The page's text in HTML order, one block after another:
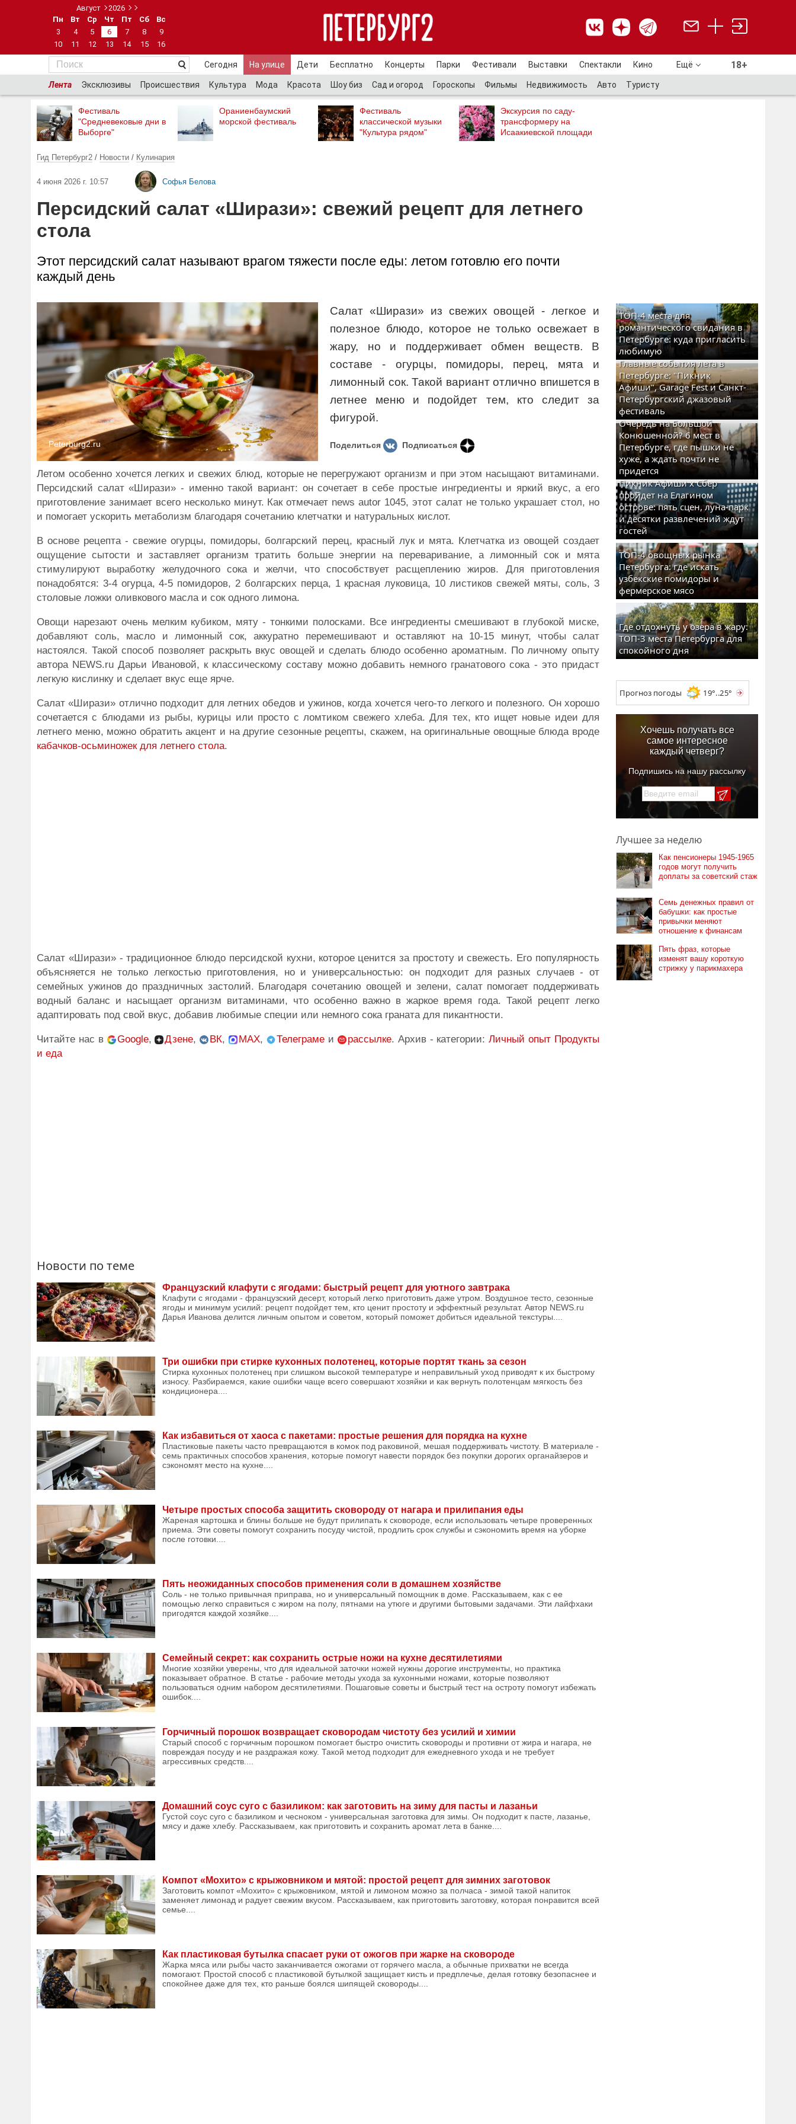
Август
2026
Пн
Вт Ср Чт Пт Сб
Вс
3
4 5 6 7 8
9
10
11 12 13 14 15 16
Сегодня На улице Дети Бесплатно Концерты Парки Фестивали Выставки Спектакли Кино Ещё 18+
Лента Эксклюзивы Происшествия Культура Мода Красота Шоу биз Сад и огород Гороскопы Фильмы Недвижимость Авто Туристу
Фестиваль
"Средневековые дни в
Выборге"
Ораниенбаумский
морской фестиваль
Фестиваль
классической музыки
"Культура рядом"
Экскурсия по саду-
трансформеру на
Исаакиевской площади
Гид Петербург2 / Новости / Кулинария
4 июня 2026 г. 10:57 Софья Белова
Персидский салат «Ширази»: свежий рецепт для летнего
стола
Этот персидский салат называют врагом тяжести после еды: летом готовлю его почти
каждый день
Peterburg2.ru
Салат «Ширази» из свежих овощей - легкое и
полезное блюдо, которое не только освежает в
жару, но и поддерживает обмен веществ. В
составе - огурцы, помидоры, перец, мята и
лимонный сок. Такой вариант отлично впишется в
летнее меню и подойдет тем, кто следит за
фигурой.
Поделиться Подписаться
Летом особенно хочется легких и свежих блюд, которые не перегружают организм и при этом насыщают витаминами.
Персидский салат «Ширази» - именно такой вариант: он сочетает в себе простые ингредиенты и яркий вкус, а его
приготовление занимает всего несколько минут. Как отмечает news autor 1045, этот салат не только украшает стол, но
и помогает ускорить метаболизм благодаря сочетанию клетчатки и натуральных кислот.
В основе рецепта - свежие огурцы, помидоры, болгарский перец, красный лук и мята. Клетчатка из овощей создает
ощущение сытости и заставляет организм тратить больше энергии на переваривание, а лимонный сок и мята
стимулируют выработку желудочного сока и желчи, что способствует расщеплению жиров. Для приготовления
понадобятся: 3-4 огурца, 4-5 помидоров, 2 болгарских перца, 1 красная луковица, 10 листиков свежей мяты, соль, 3
столовые ложки оливкового масла и сок одного лимона.
Овощи нарезают очень мелким кубиком, мяту - тонкими полосками. Все ингредиенты смешивают в глубокой миске,
добавляют соль, масло и лимонный сок, аккуратно перемешивают и оставляют на 10-15 минут, чтобы салат
настоялся. Такой способ позволяет раскрыть вкус овощей и сделать блюдо особенно ароматным. По личному опыту
автора NEWS.ru Дарьи Ивановой, к классическому составу можно добавить немного гранатового сока - это придаст
легкую кислинку и сделает вкус еще ярче.
Салат «Ширази» отлично подходит для летних обедов и ужинов, когда хочется чего-то легкого и полезного. Он хорошо
сочетается с блюдами из рыбы, курицы или просто с ломтиком свежего хлеба. Для тех, кто ищет новые идеи для
летнего меню, можно обратить акцент и на другие сезонные рецепты, скажем, на оригинальные овощные блюда вроде
кабачков-осьминожек для летнего стола.
Салат «Ширази» - традиционное блюдо персидской кухни, которое ценится за простоту и свежесть. Его популярность
объясняется не только легкостью приготовления, но и универсальностью: он подходит для разных случаев - от
семейных ужинов до праздничных застолий. Благодаря сочетанию овощей и зелени, салат помогает поддерживать
водный баланс и насыщает организм витаминами, что особенно важно в жаркое время года. Такой рецепт легко
адаптировать под свой вкус, добавив любимые специи или немного сока граната для пикантности.
Читайте нас в Google, Дзене, ВК, MAX, Телеграме и рассылке. Архив - категории:Личный опыт Продукты
и еда
Новости по теме
Французский клафути с ягодами: быстрый рецепт для уютного завтрака
Клафути с ягодами - французский десерт, который легко приготовить даже утром. Воздушное тесто, сезонные
ягоды и минимум усилий: рецепт подойдет тем, кто ценит простоту и эффектный результат. Автор NEWS.ru
Дарья Иванова делится личным опытом и советом, который поможет добиться идеальной текстуры....
Три ошибки при стирке кухонных полотенец, которые портят ткань за сезон
Стирка кухонных полотенец при слишком высокой температуре и неправильный уход приводят к их быстрому
износу. Разбираемся, какие ошибки чаще всего совершают хозяйки и как вернуть полотенцам мягкость без
кондиционера....
Как избавиться от хаоса с пакетами: простые решения для порядка на кухне
Пластиковые пакеты часто превращаются в комок под раковиной, мешая поддерживать чистоту. В материале -
семь практичных способов хранения, которые помогут навести порядок без покупки дорогих органайзеров и
сэкономят место на кухне....
Четыре простых способа защитить сковороду от нагара и прилипания еды
Жареная картошка и блины больше не будут прилипать к сковороде, если использовать четыре проверенных
приема. Эти советы помогут сохранить посуду чистой, продлить срок службы и сэкономить время на уборке
после готовки....
Пять неожиданных способов применения соли в домашнем хозяйстве
Соль - не только привычная приправа, но и универсальный помощник в доме. Рассказываем, как с ее
помощью легко справиться с жиром на полу, пятнами на утюге и другими бытовыми задачами. Эти лайфхаки
пригодятся каждой хозяйке....
Семейный секрет: как сохранить острые ножи на кухне десятилетиями
Многие хозяйки уверены, что для идеальной заточки ножей нужны дорогие инструменты, но практика
показывает обратное. В статье - рабочие методы ухода за кухонными ножами, которые позволяют
пользоваться одним набором десятилетиями. Пошаговые советы и быстрый тест на остроту помогут избежать
ошибок....
Горчичный порошок возвращает сковородам чистоту без усилий и химии
Старый способ с горчичным порошком помогает быстро очистить сковороды и противни от жира и нагара, не
повреждая посуду и не раздражая кожу. Такой метод подходит для ежедневного ухода и не требует
агрессивных средств....
Домашний соус суго с базиликом: как заготовить на зиму для пасты и лазаньи
Густой соус суго с базиликом и чесноком - универсальная заготовка для зимы. Он подходит к пасте, лазанье,
мясу и даже хлебу. Рассказываем, как приготовить и сохранить аромат лета в банке....
Компот «Мохито» с крыжовником и мятой: простой рецепт для зимних заготовок
Заготовить компот «Мохито» с крыжовником, мятой и лимоном можно за полчаса - зимой такой напиток
заменяет лимонад и радует свежим вкусом. Рассказываем, как приготовить заготовку, которая понравится всей
семье....
Как пластиковая бутылка спасает руки от ожогов при жарке на сковороде
Жарка мяса или рыбы часто заканчивается ожогами от горячего масла, а обычные прихватки не всегда
помогают. Простой способ с пластиковой бутылкой защищает кисть и предплечье, делая готовку безопаснее и
спокойнее даже для тех, кто раньше боялся шипящей сковороды....
ТОП-4 места для
романтического свидания в
Петербурге: куда пригласить
любимую
Главные события лета в
Петербурге: "Пикник
Афиши", Garage Fest и Санкт-
Петербургский джазовый
фестиваль
Очередь на Большой
Конюшенной? 6 мест в
Петербурге, где пышки не
хуже, а ждать почти не
придется
Пикник Афиши x Сбер
пройдет на Елагином
острове: пять сцен, луна-парк
и десятки развлечений ждут
гостей
ТОП-4 овощных рынка
Петербурга: где искать
узбекские помидоры и
фермерское мясо
Где отдохнуть у озера в жару:
ТОП-3 места Петербурга для
спокойного дня
Прогноз погоды 19°..25°
Хочешь получать все
самое интересное
каждый четверг?
Подпишись на нашу рассылку
Лучшее за неделю
Как пенсионеры 1945-1965
годов могут получить
доплаты за советский стаж
Семь денежных правил от
бабушки: как простые
привычки меняют
отношение к финансам
Пять фраз, которые
изменят вашу короткую
стрижку у парикмахера